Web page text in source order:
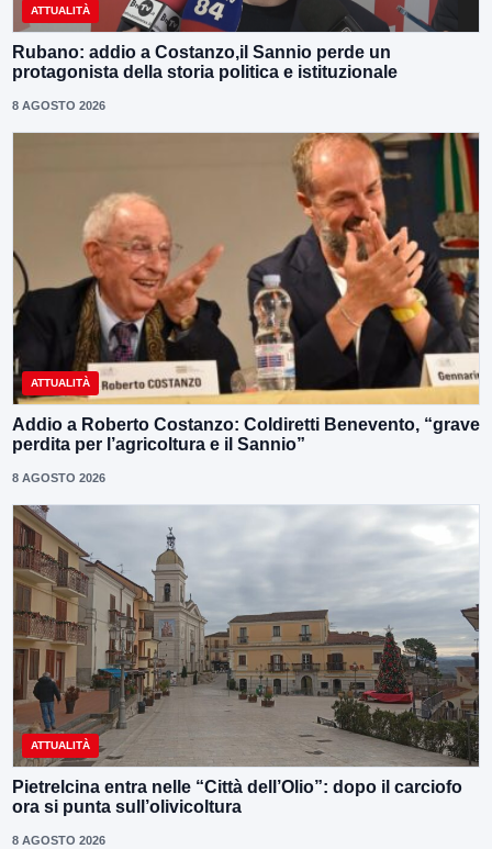
ATTUALITÀ
Rubano: addio a Costanzo,il Sannio perde un
protagonista della storia politica e istituzionale
8 AGOSTO 2026
ATTUALITÀ
Addio a Roberto Costanzo: Coldiretti Benevento, “grave
perdita per l’agricoltura e il Sannio”
8 AGOSTO 2026
ATTUALITÀ
Pietrelcina entra nelle “Città dell’Olio”: dopo il carciofo
ora si punta sull’olivicoltura
8 AGOSTO 2026